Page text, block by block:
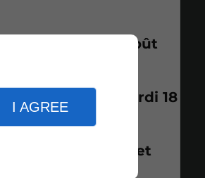
I AGREE
jusqu'au 19 août
à partir du mardi 18
avec le sourire et